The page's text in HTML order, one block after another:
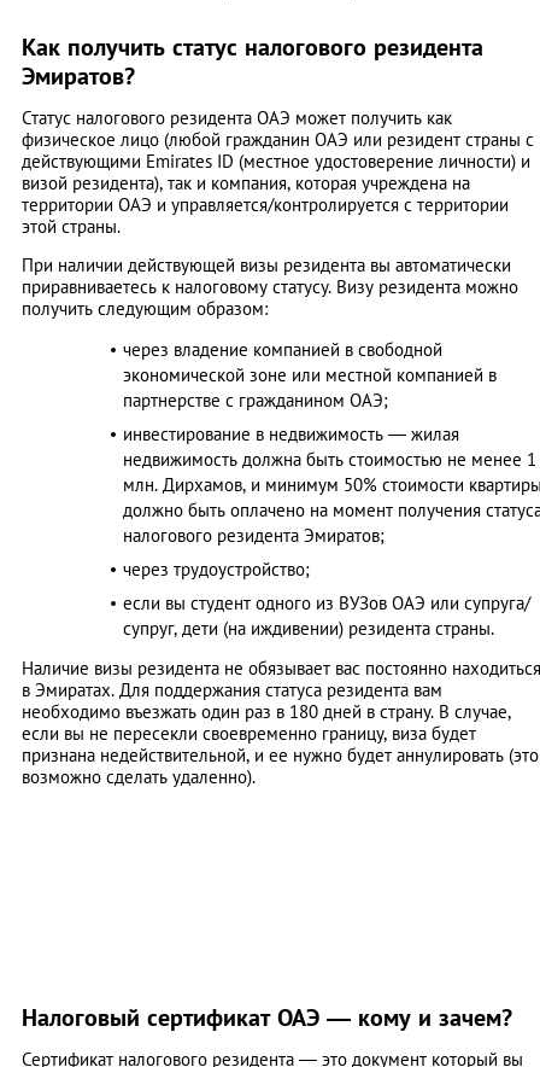
Как получить статус налогового резидента
Эмиратов?
Статус налогового резидента ОАЭ может получить как
физическое лицо (любой гражданин ОАЭ или резидент страны с
действующими Emirates ID (местное удостоверение личности) и
визой резидента), так и компания, которая учреждена на
территории ОАЭ и управляется/контролируется с территории
этой страны.
При наличии действующей визы резидента вы автоматически
приравниваетесь к налоговому статусу. Визу резидента можно
получить следующим образом:
через владение компанией в свободной
экономической зоне или местной компанией в
партнерстве с гражданином ОАЭ;
инвестирование в недвижимость — жилая
недвижимость должна быть стоимостью не менее 1
млн. Дирхамов, и минимум 50% стоимости
должно быть оплачено на момент получения
налогового резидента Эмиратов;
через трудоустройство;
если вы студент одного из ВУЗов ОАЭ или супруга/
супруг, дети (на иждивении) резидента страны.
Наличие визы резидента не обязывает вас постоянно находиться
в Эмиратах. Для поддержания статуса резидента вам
необходимо въезжать один раз в 180 дней в страну. В случае,
если вы не пересекли своевременно границу, виза будет
признана недействительной, и ее нужно будет аннулировать (это
возможно сделать удаленно).
Налоговый сертификат ОАЭ — кому и зачем?
Сертификат налогового резидента — это документ который вы